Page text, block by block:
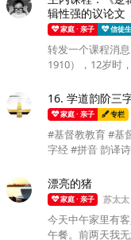
辑性强的议论文
家庭 · 亲子 信徒
转发一个课程消
1910），12岁时
16. 学道韵阶三
家庭 · 亲子 专栏
#基督教教育 #基
字经 #拼音 韵译
漂亮的猪
家庭 · 亲子 苏太太
今天中午家里有
午餐。前两天我